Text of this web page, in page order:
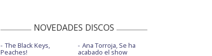
NOVEDADES DISCOS
The Black Keys,
Peaches!
Ana Torroja, Se ha
acabado el show